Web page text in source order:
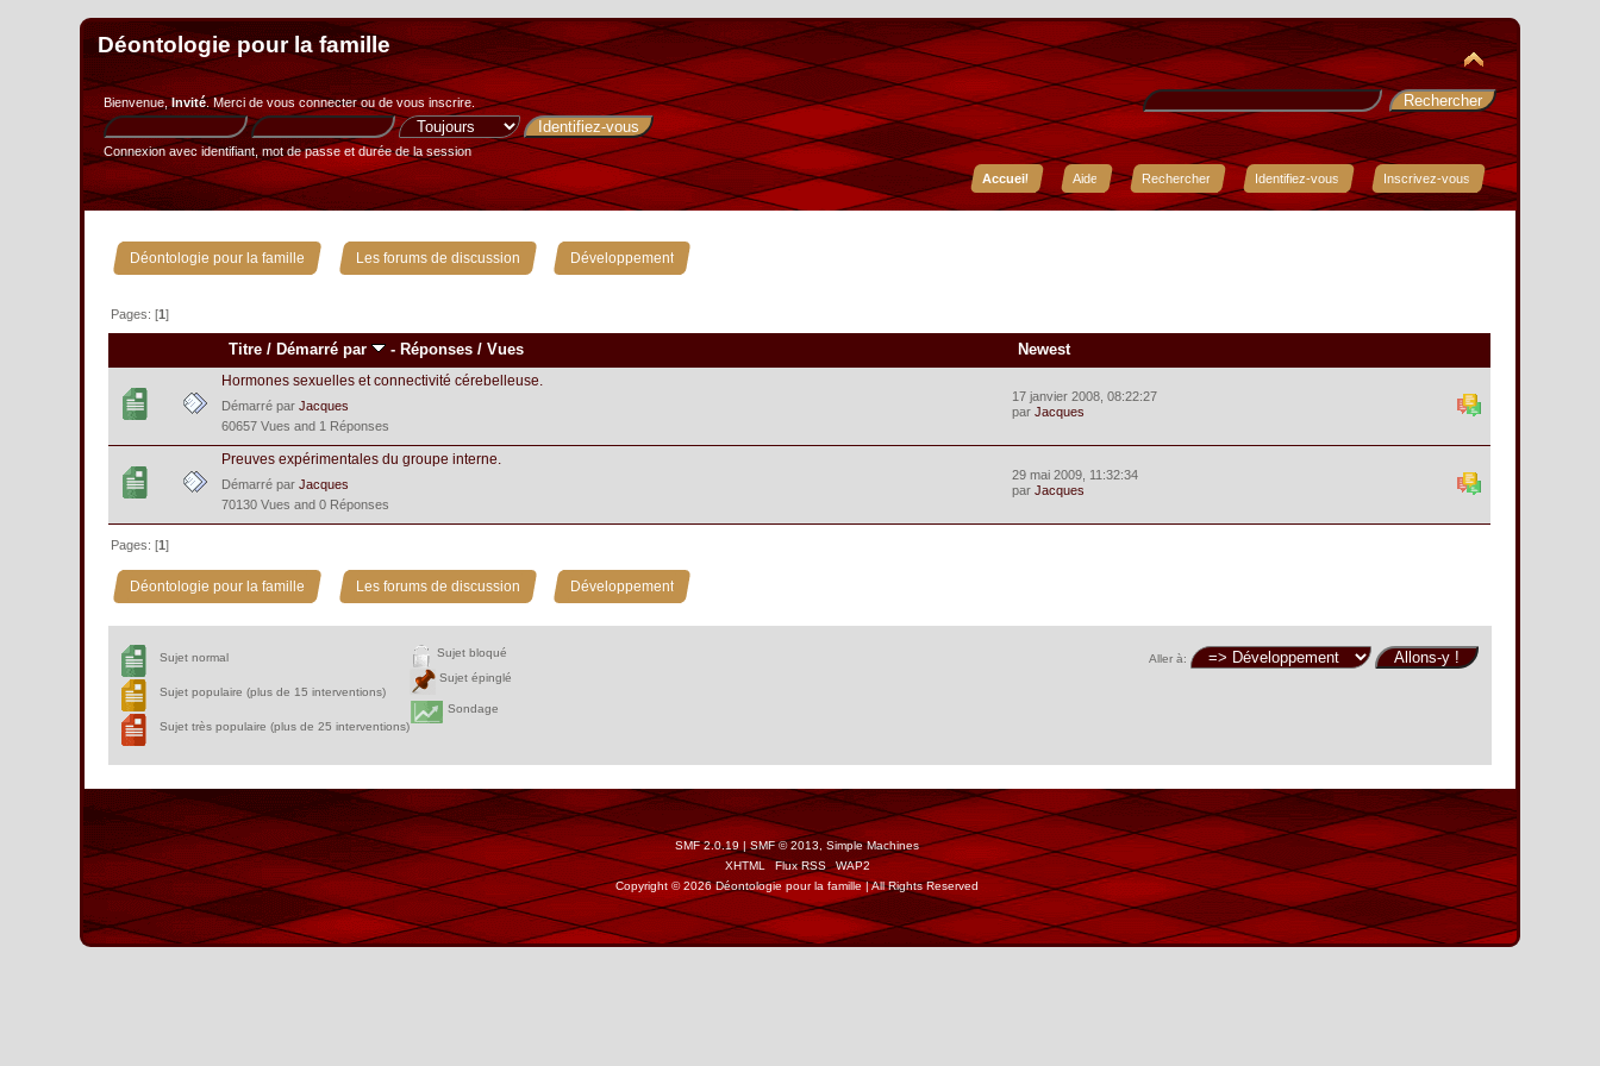
Déontologie pour la famille
Bienvenue,Invité. Merci devous connecterou devous inscrire.
Connexion avec identifiant, mot de passe et durée de la session
Accueil
Aide Rechercher Identifiez-vous Inscrivez-vous
Déontologie pour la famille » Les forums de discussion » Développement
Pages: [1]
Titre / Démarré par - Réponses /Vues Newest
Hormones sexuelles et connectivité cérebelleuse.
Démarré parJacques
60657 Vues and 1 Réponses
17 janvier 2008, 08:22:27
parJacques
Preuves expérimentales du groupe interne.
Démarré parJacques
70130 Vues and 0 Réponses
29 mai 2009, 11:32:34
parJacques
Pages: [1]
Déontologie pour la famille » Les forums de discussion » Développement
Aller à:
Sujet normal
Sujet populaire (plus de 15 interventions)
Sujet très populaire (plus de 25 interventions)
Sujet bloqué
Sujet épinglé
Sondage
SMF 2.0.19 | SMF © 2013
Simple Machines
XHTML
Flux RSS
WAP2
Copyright © 2026 Déontologie pour la famille | All Rights Reserved